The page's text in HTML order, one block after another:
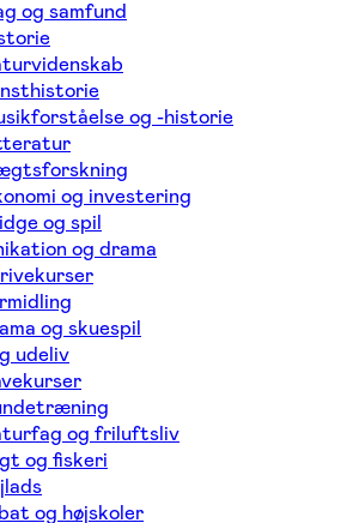
og samfund
og -historie
og investering
og spil
og drama
og skuespil
udeliv
og friluftsliv
og fiskeri
og højskoler